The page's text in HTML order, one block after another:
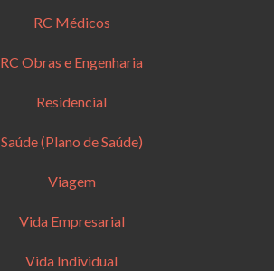
RC Médicos
RC Obras e Engenharia
Residencial
Saúde (Plano de Saúde)
Viagem
Vida Empresarial
Vida Individual